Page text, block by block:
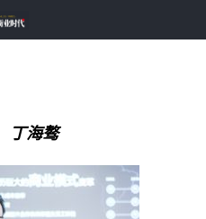
丁海骜